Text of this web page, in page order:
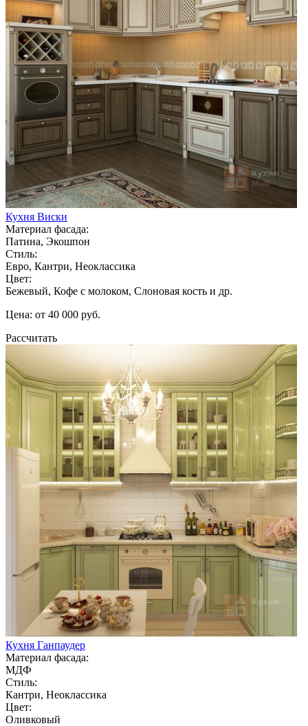
Кухня Виски
Материал фасада:
Патина, Экошпон
Стиль:
Евро, Кантри, Неоклассика
Цвет:
Бежевый, Кофе с молоком, Слоновая кость и др.
Цена: от 40 000 руб.
Рассчитать
Кухня Ганпаудер
Материал фасада:
МДФ
Стиль:
Кантри, Неоклассика
Цвет:
Оливковый